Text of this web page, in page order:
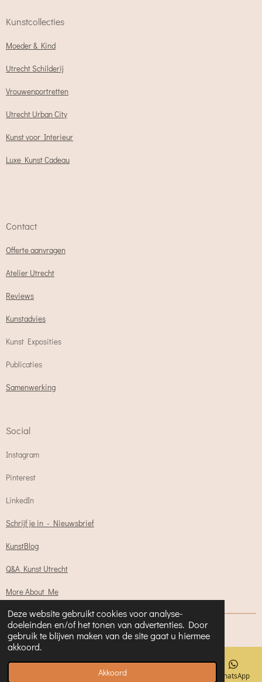
Deze website gebruikt cookies voor analyse-
doeleinden en/of het tonen van advertenties. Door
gebruik te blijven maken van de site gaat u hiermee
akkoord.
Akkoord
Kunstcollecties
Moeder & Kind
Utrecht Schilderij
Vrouwenportretten
Utrecht Urban City
Kunst voor Interieur
Luxe Kunst Cadeau
Contact
Offerte aanvragen
Atelier Utrecht
Reviews
Kunstadvies
Kunst Exposities
Publicaties
Samenwerking
Social
Instagram
Pinterest
LinkedIn
Schrijf je in - Nieuwsbrief
KunstBlog
Q&A Kunst Utrecht
More About Me
Powered byJouwWeb
Telefoonnummer WhatsApp